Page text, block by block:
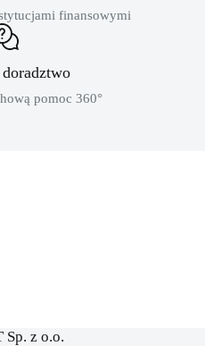
finansowymi
pomoc 360°
z o.o.